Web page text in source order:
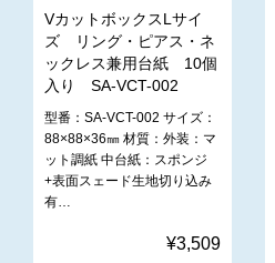
VカットボックスLサイ
ズ リング・ピアス・ネ
ックレス兼用台紙 10個
入り SA-VCT-002
型番：SA-VCT-002 サイズ：‎
88×88×36㎜ 材質：外装：マ
ット調紙 中台紙：スポンジ
+表面スェード生地切り込み
有…
¥3,509